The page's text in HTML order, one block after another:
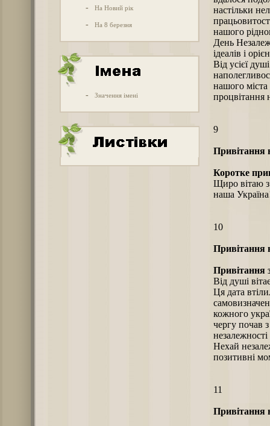
- На Новий рік
- На 8 березня
- Значення імені
настільки
нашого
День
ідеалів і
Від усієї
нашого міста
процвітання
9
Привітання
Коротке
Щиро вітаю
наша
10
Привітання
Привітання
Від душі
Ця дата
кожного
чергу почав
Нехай
позитивні
11
Привітання